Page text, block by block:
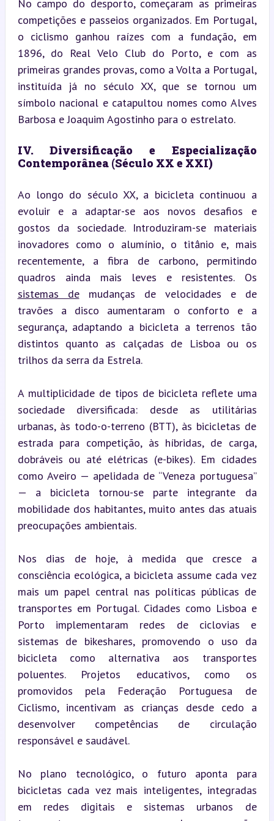
No campo do desporto, começaram as primeiras
competições e passeios organizados. Em Portugal,
o ciclismo ganhou raízes com a fundação, em
1896, do Real Velo Club do Porto, e com as
primeiras grandes provas, como a Volta a Portugal,
instituída já no século XX, que se tornou um
símbolo nacional e catapultou nomes como Alves
Barbosa e Joaquim Agostinho para o estrelato.
IV. Diversificação e Especialização
Contemporânea (Século XX e XXI)
Ao longo do século XX, a bicicleta continuou a
evoluir e a adaptar-se aos novos desafios e
gostos da sociedade. Introduziram-se materiais
inovadores como o alumínio, o titânio e, mais
recentemente, a fibra de carbono, permitindo
sistemas de mudanças de velocidades e de
travões a disco aumentaram o conforto e a
segurança, adaptando a bicicleta a terrenos tão
distintos quanto as calçadas de Lisboa ou os
trilhos da serra da Estrela.
A multiplicidade de tipos de bicicleta reflete uma
sociedade diversificada: desde as utilitárias
urbanas, às todo-o-terreno (BTT), às bicicletas de
estrada para competição, às híbridas, de carga,
dobráveis ou até elétricas (e-bikes). Em cidades
como Aveiro — apelidada de “Veneza portuguesa”
— a bicicleta tornou-se parte integrante da
mobilidade dos habitantes, muito antes das atuais
preocupações ambientais.
Nos dias de hoje, à medida que cresce a
consciência ecológica, a bicicleta assume cada vez
mais um papel central nas políticas públicas de
transportes em Portugal. Cidades como Lisboa e
Porto implementaram redes de ciclovias e
sistemas de bikeshares, promovendo o uso da
bicicleta como alternativa aos transportes
poluentes. Projetos educativos, como os
promovidos pela Federação Portuguesa de
Ciclismo, incentivam as crianças desde cedo a
desenvolver competências de circulação
responsável e saudável.
No plano tecnológico, o futuro aponta para
bicicletas cada vez mais inteligentes, integradas
em redes digitais e sistemas urbanos de